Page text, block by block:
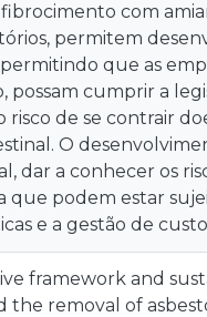
com
permitem
que as
possam cumprir a
de se contrair
O
dar a conhecer os
que podem estar
e a gestão de
framework and
removal of